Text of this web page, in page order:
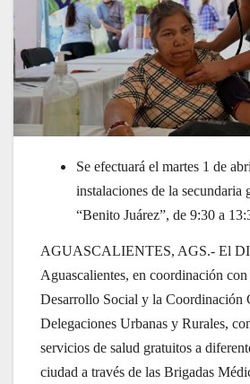
Se efectuará el martes 1 de
instalaciones de la secundaria
“Benito Juárez”, de 9:30 a
AGUASCALIENTES, AGS.- El
Aguascalientes, en coordinación con
Desarrollo Social y la Coordinación
Delegaciones Urbanas y Rurales,
servicios de salud gratuitos a
ciudad a través de las Brigadas